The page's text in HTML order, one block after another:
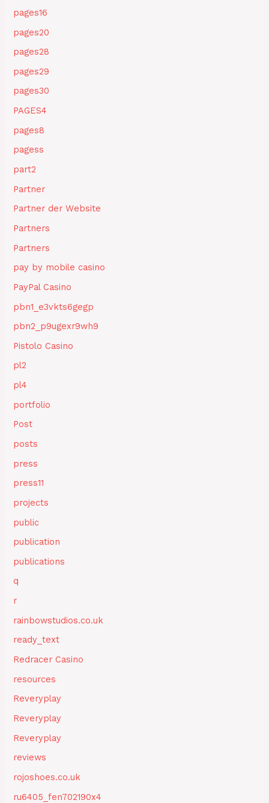
pages16
pages20
pages28
pages29
pages30
PAGES4
pages8
pagess
part2
Partner
Partner der Website
Partners
Partners
pay by mobile casino
PayPal Casino
pbn1_e3vkts6gegp
pbn2_p9ugexr9wh9
Pistolo Casino
pl2
pl4
portfolio
Post
posts
press
press11
projects
public
publication
publications
q
r
rainbowstudios.co.uk
ready_text
Redracer Casino
resources
Reveryplay
Reveryplay
Reveryplay
reviews
rojoshoes.co.uk
ru6405_fen702190x4